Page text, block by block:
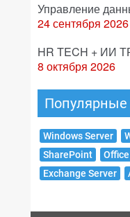
Управление
24 сентября 2026
HR TECH + ИИ
8 октября 2026
Популярные
Windows Server
SharePoint
Exchange Server